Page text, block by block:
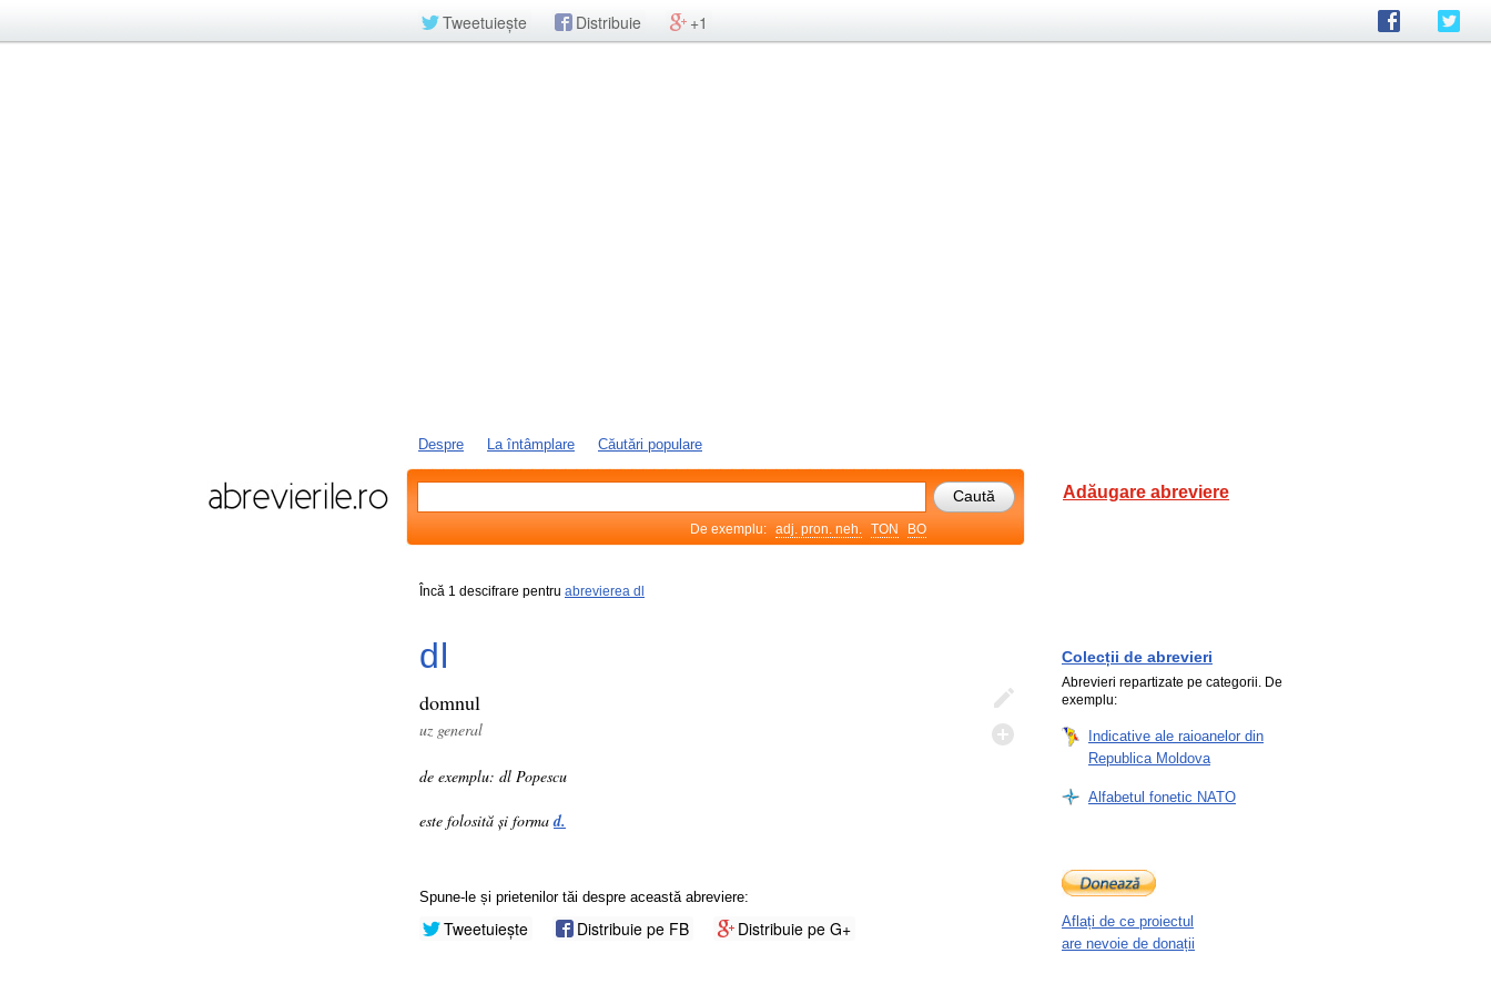
Tweetuiește Distribuie +1
Despre La întâmplare Căutări populare
De exemplu: adj. pron. neh. TON BO
Adăugare abreviere
Încă 1 descifrare pentru abrevierea dl
dl
domnul
uz general
de exemplu: dl Popescu
este folosită și formad.
Spune-le și prietenilor tăi despre această abreviere:
Tweetuiește Distribuie pe FB Distribuie pe G+
Colecții de abrevieri
Abrevieri repartizate pe categorii. De
exemplu:
Indicative ale raioanelor din
Republica Moldova
Alfabetul fonetic NATO
Aflați de ce proiectul
are nevoie de donații